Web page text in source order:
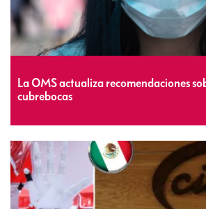
La OMS actualiza recomendaciones
cubrebocas